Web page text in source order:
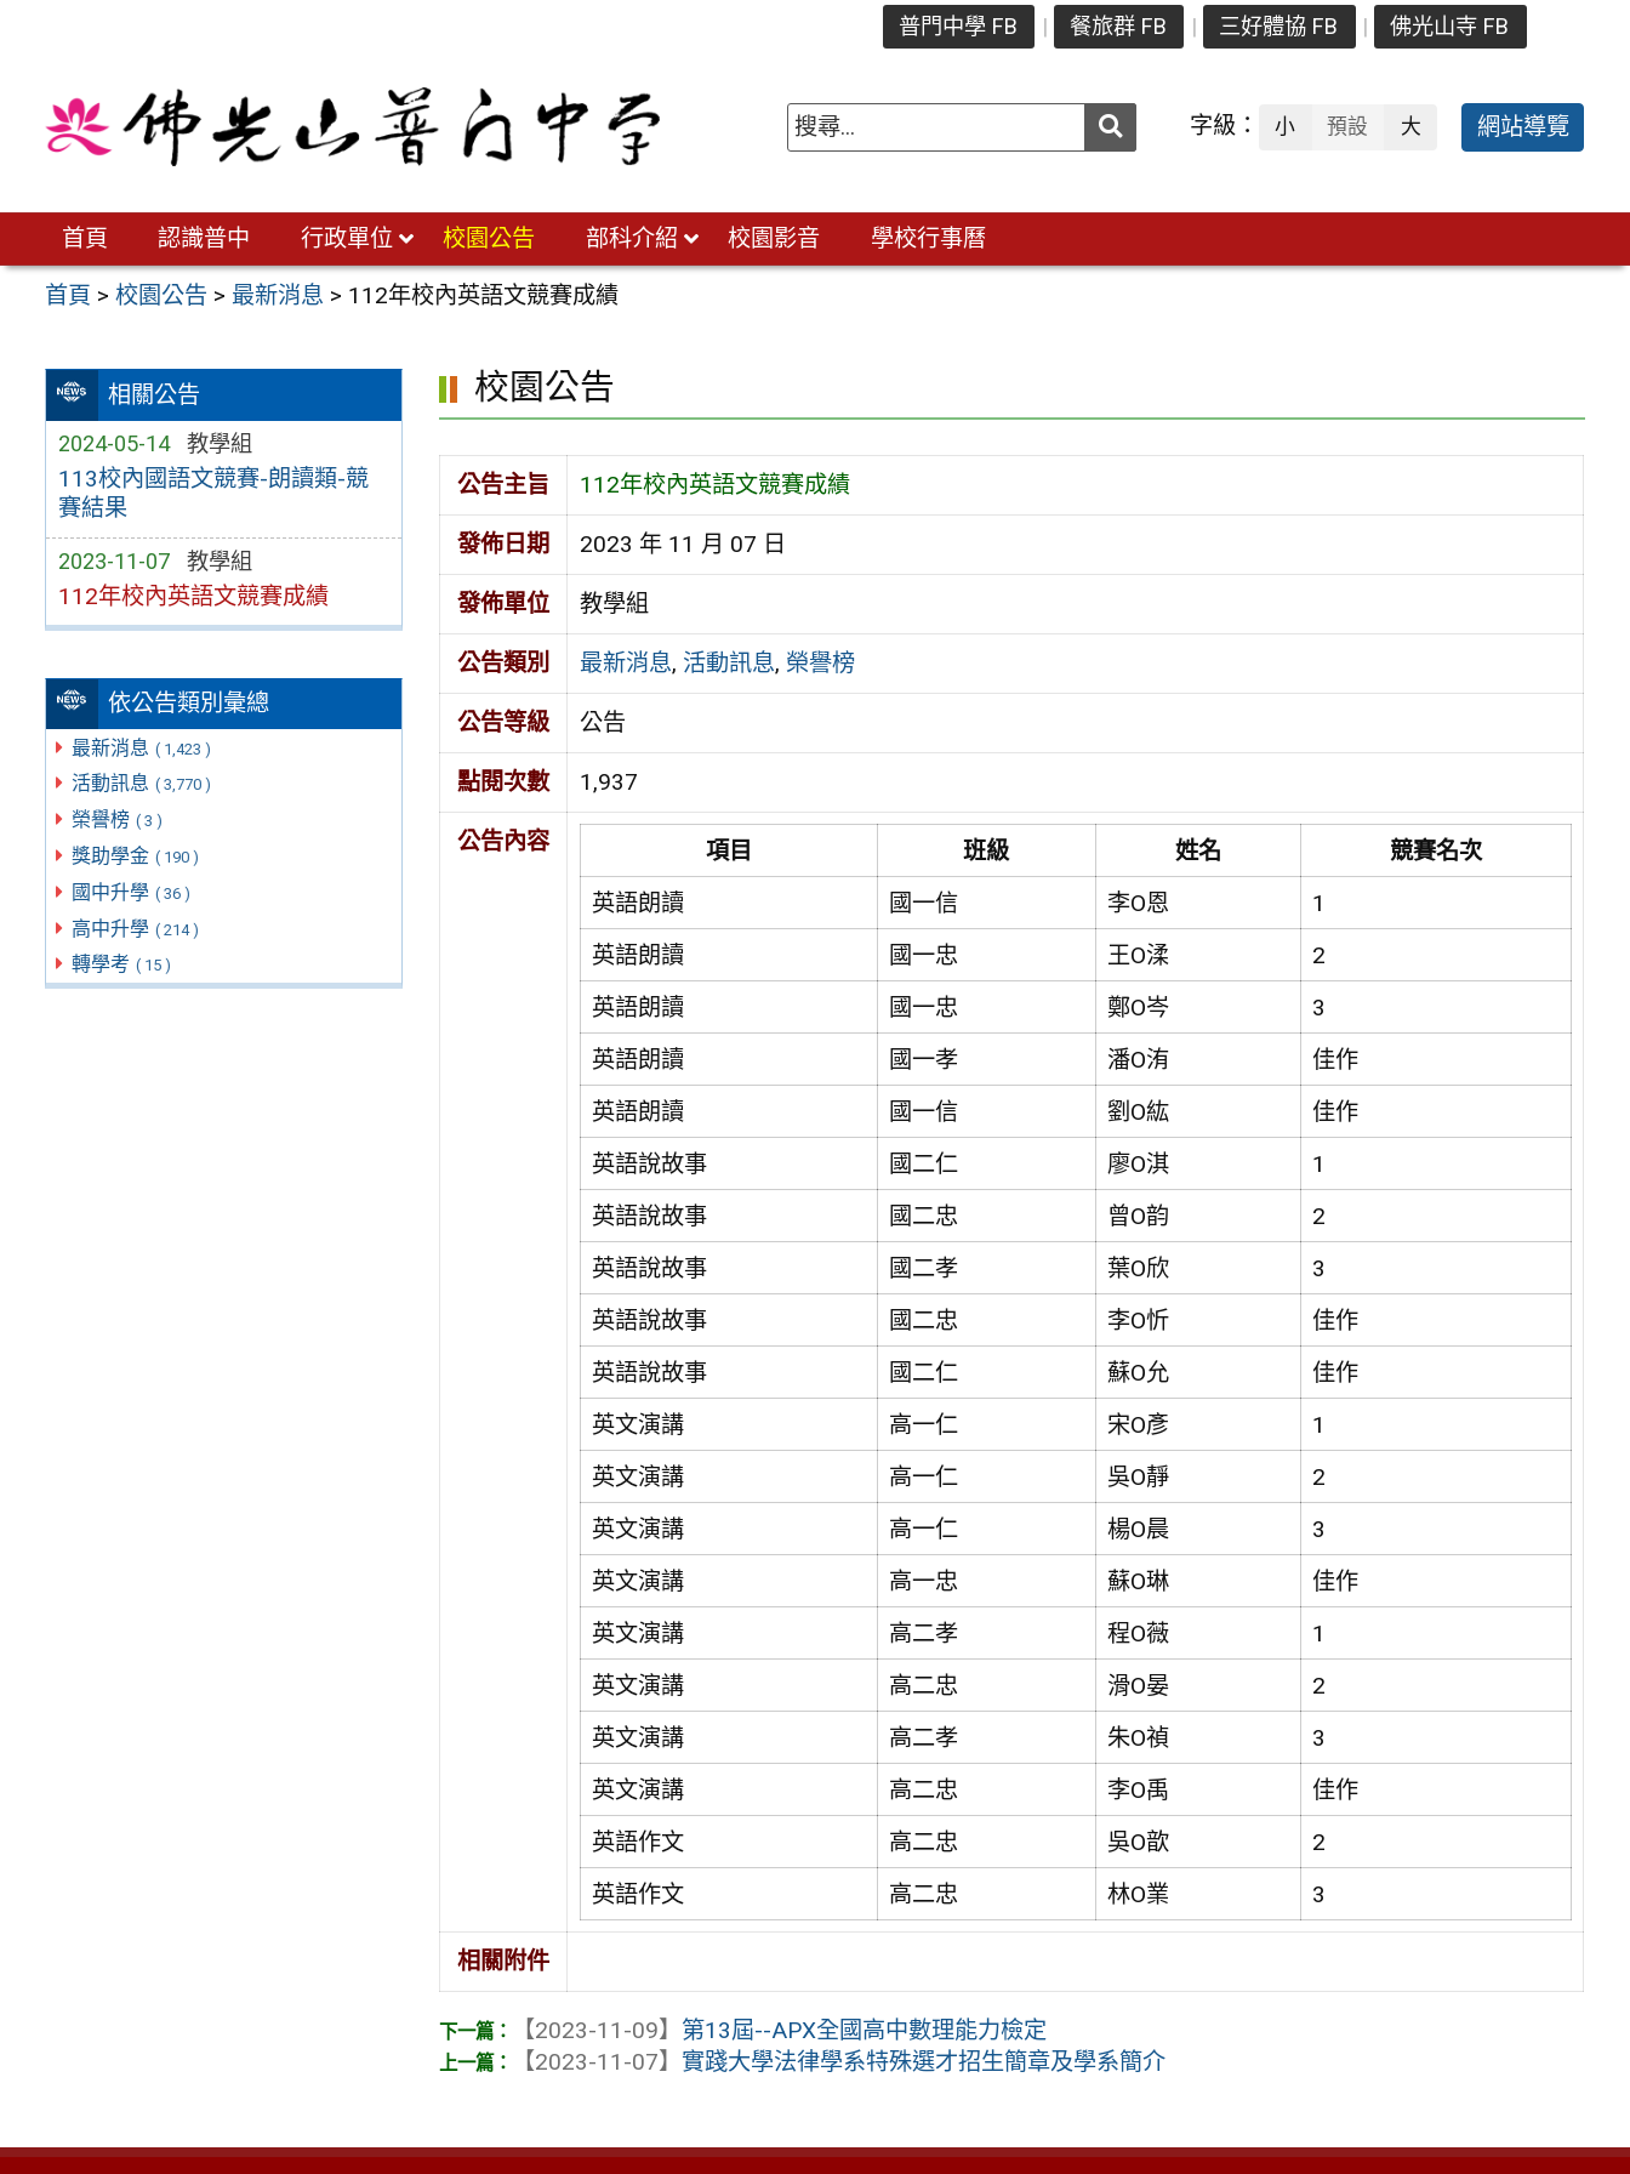
普門中學 FB 餐旅群 FB 三好體協 FB 佛光山寺 FB
送出 字級： 小 預設 大 網站導覽
首頁 認識普中 行政單位 校園公告 部科介紹 校園影音 學校行事曆
首頁 >校園公告 > 最新消息 > 112年校內英語文競賽成績
相關公告
2024-05-14 教學組
113校內國語文競賽-朗讀類-競
賽結果
2023-11-07 教學組
112年校內英語文競賽成績
依公告類別彙總
最新消息 ( 1,423 )
活動訊息 ( 3,770 )
榮譽榜 ( 3 )
獎助學金 ( 190 )
國中升學 ( 36 )
高中升學 ( 214 )
轉學考 ( 15 )
校園公告
公告主旨 112年校內英語文競賽成績
發佈日期 2023 年 11 月 07 日
發佈單位 教學組
公告類別 最新消息, 活動訊息, 榮譽榜
公告等級 公告
點閱次數 1,937
公告內容 項目 班級 姓名
競賽名次
英語朗讀
國一信 李O恩
1
英語朗讀
國一忠 王O渘
2
英語朗讀
國一忠 鄭O岑
3
英語朗讀
國一孝 潘O洧
佳作
英語朗讀
國一信 劉O紘
佳作
英語說故事
國二仁 廖O淇
1
英語說故事
國二忠 曾O韵
2
英語說故事
國二孝 葉O欣
3
英語說故事
國二忠 李O忻
佳作
英語說故事
國二仁 蘇O允
佳作
英文演講
高一仁 宋O彥
1
英文演講
高一仁 吳O靜
2
英文演講
高一仁 楊O晨
3
英文演講
高一忠 蘇O琳
佳作
英文演講
高二孝 程O薇
1
英文演講
高二忠 滑O晏
2
英文演講
高二孝 朱O禎
3
英文演講
高二忠 李O禹
佳作
英語作文
高二忠 吳O歆
2
英語作文
高二忠 林O業 3
相關附件
【2023-11-09】 第13屆--APX全國高中數理能力檢定
【2023-11-07】 實踐大學法律學系特殊選才招生簡章及學系簡介